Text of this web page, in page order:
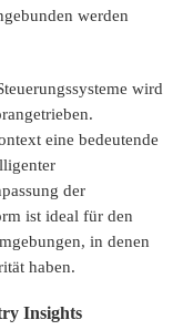
werden
wird
eine bedeutende
der
ist ideal für den
in denen
haben.
Insights